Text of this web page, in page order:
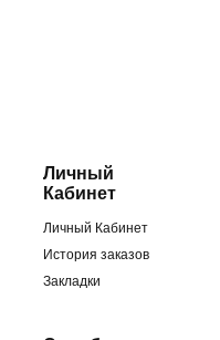
Личный
Кабинет
Личный Кабинет
История заказов
Закладки